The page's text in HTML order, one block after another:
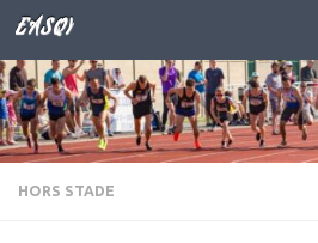
Skip to content
EASQY
HORS STADE